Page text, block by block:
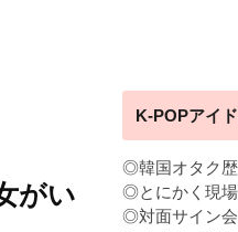
がい
K-POPアイ
◎韓国オタク歴
◎とにかく現場
◎対面サイン